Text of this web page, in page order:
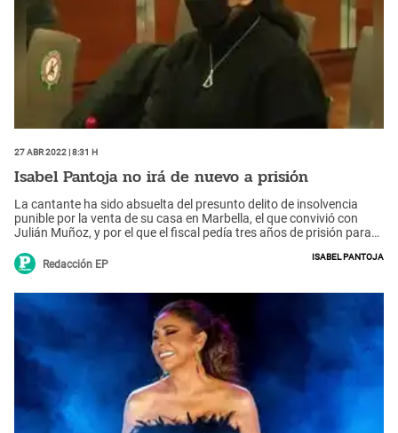
27 Abr 2022 | 8:31 h
Isabel Pantoja no irá de nuevo a prisión
La cantante ha sido absuelta del presunto delito de insolvencia
punible por la venta de su casa en Marbella, el que convivió con
Julián Muñoz, y por el que el fiscal pedía tres años de prisión para
Redacción EP
Isabel Pantoja